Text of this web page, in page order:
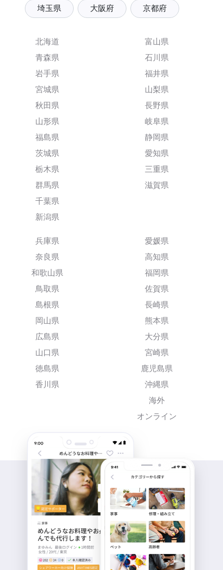
埼玉県 大阪府 京都府
北海道
青森県
岩手県
宮城県
秋田県
山形県
福島県
茨城県
栃木県
群馬県
千葉県
新潟県
富山県
石川県
福井県
山梨県
長野県
岐阜県
静岡県
愛知県
三重県
滋賀県
兵庫県
奈良県
和歌山県
鳥取県
島根県
岡山県
広島県
山口県
徳島県
香川県
愛媛県
高知県
福岡県
佐賀県
長崎県
熊本県
大分県
宮崎県
鹿児島県
沖縄県
海外
オンライン